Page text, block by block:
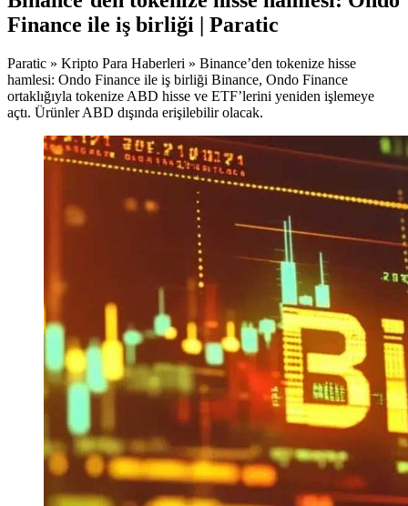
Finance ile iş birliği | Paratic
Paratic » Kripto Para Haberleri » Binance’den tokenize hisse
hamlesi: Ondo Finance ile iş birliği Binance, Ondo Finance
ortaklığıyla tokenize ABD hisse ve ETF’lerini yeniden işlemeye
açtı. Ürünler ABD dışında erişilebilir olacak.